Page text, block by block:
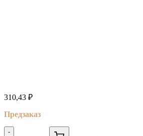
310,43 ₽
Предзаказ
-